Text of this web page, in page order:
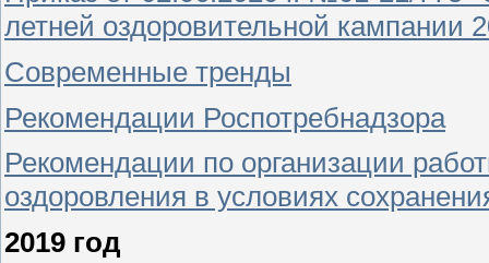
летней оздоровительной кампании
Современные тренды
Рекомендации Роспотребнадзора
Рекомендации по организации
оздоровления в условиях
2019 год